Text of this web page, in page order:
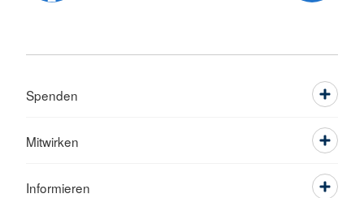
Spenden
Mitwirken
Informieren